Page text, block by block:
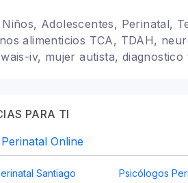
Adolescentes, Perinatal,
alimenticios TCA, TDAH,
iv, mujer autista, diagnostico
PARA TI
Online
Santiago Psicólogos